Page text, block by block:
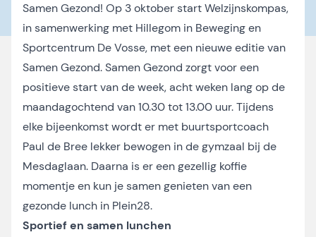
Samen Gezond! Op 3 oktober start Welzijnskompas,
in samenwerking met Hillegom in Beweging en
Sportcentrum De Vosse, met een nieuwe editie van
Samen Gezond. Samen Gezond zorgt voor een
positieve start van de week, acht weken lang op de
maandagochtend van 10.30 tot 13.00 uur. Tijdens
elke bijeenkomst wordt er met buurtsportcoach
Paul de Bree lekker bewogen in de gymzaal bij de
Mesdaglaan. Daarna is er een gezellig koffie
momentje en kun je samen genieten van een
gezonde lunch in Plein28.
Sportief en samen lunchen